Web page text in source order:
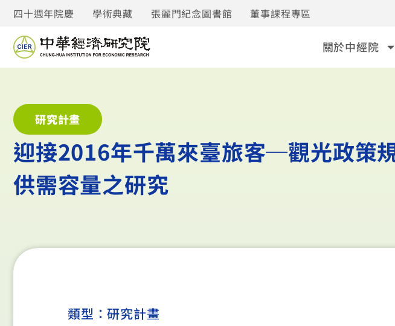
四十週年院慶 學術典藏 張麗門紀念圖書館 董事課程專區
關於中經院
研究計畫
迎接2016年千萬來臺旅客─觀光政策
供需容量之研究
類型：研究計畫